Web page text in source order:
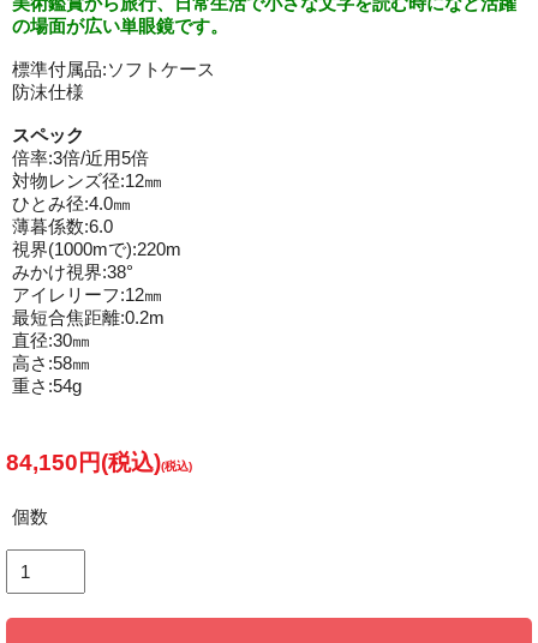
の場面が広い単眼鏡です。
標準付属品:ソフトケース
防沫仕様
スペック
倍率:3倍/近用5倍
対物レンズ径:12㎜
ひとみ径:4.0㎜
薄暮係数:6.0
視界(1000mで):220m
みかけ視界:38°
アイレリーフ:12㎜
最短合焦距離:0.2m
直径:30㎜
高さ:58㎜
重さ:54g
84,150円(税込)
個数